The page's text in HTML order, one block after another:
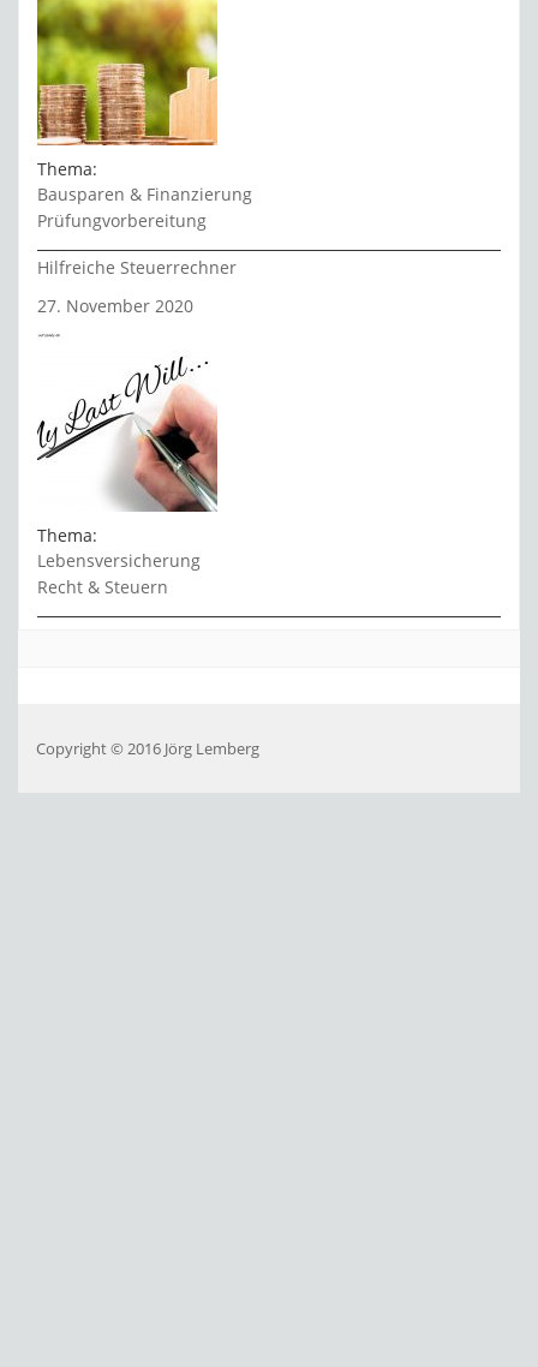
Thema:
Bausparen & Finanzierung
Prüfungvorbereitung
Hilfreiche Steuerrechner
27. November 2020
Thema:
Lebensversicherung
Recht & Steuern
Copyright © 2016 Jörg Lemberg